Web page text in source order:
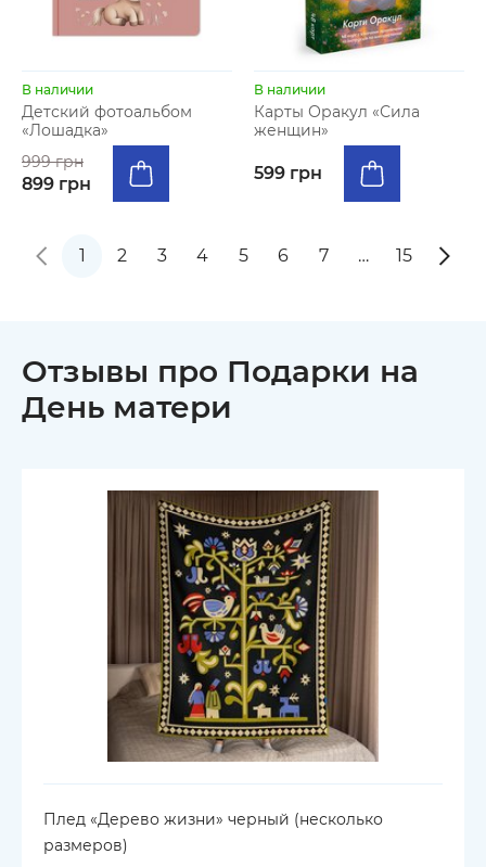
В наличии
Детский фотоальбом
«Лошадка»
999 грн
899 грн
В наличии
Карты Оракул «Сила
женщин»
599 грн
1 2 3 4 5 6 7 … 15
Отзывы про Подарки на
День матери
Плед «Дерево жизни» черный (несколько
размеров)